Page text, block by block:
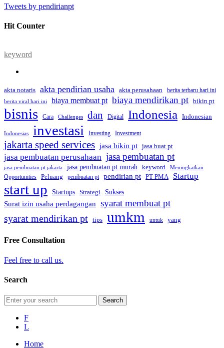
Tweets by pendirianpt
Hit Counter
keyword
akta notaris akta pendirian usaha akta perusahaan berita terbaru hari ini
berita viral hari ini biaya membuat pt biaya mendirikan pt bikin pt
bisnis Cara Challenges dan Digital Indonesia Indonesian
Indonesias investasi Investing Investment
jakarta speed services jasa bikin pt jasa buat pt
jasa pembuatan perusahaan jasa pembuatan pt
jasa pembuatan pt jakarta jasa pembuatan pt murah keyword Meningkatkan
Opportunities Peluang pembuatan pt pendirian pt PT PMA Startup
start up Startups Strategi
Sukses
Surat izin usaha perdagangan
syarat membuat pt
syarat mendirikan pt
tips umkm untuk yang
Free Consultation
Feel free to call us.
Search
F
L
Home